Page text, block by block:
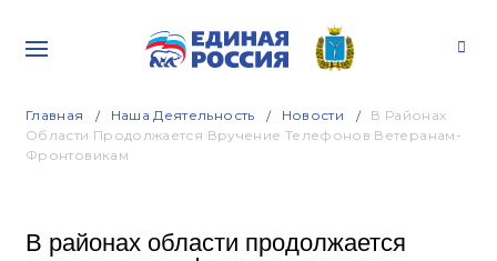
Главная Наша Деятельность Новости
В Районах
Области Продолжается Вручение Телефонов Ветеранам-
Фронтовикам
В районах области продолжается